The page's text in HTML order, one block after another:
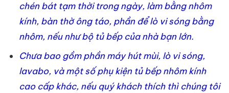
chén bát tạm thời trong ngày, làm bằng nhôm
kính, bàn thờ ông táo, phần để lò vi sóng bằng
nhôm, nếu như bộ tủ bếp của nhà bạn lớn.
Chưa bao gồm phần máy hút mùi, lò vi sóng,
lavabo, và một số phụ kiện tủ bếp nhôm kính
cao cấp khác, nếu quý khách thích thì chúng tôi